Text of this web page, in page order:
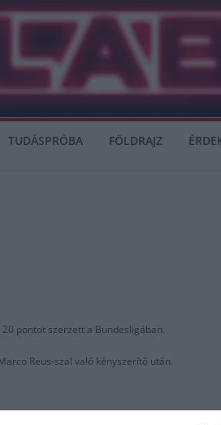
TUDÁSPRÓBA FÖLDRAJZ
pontot szerzett a Bundesligában.
Reus-szal való kényszerítő után.